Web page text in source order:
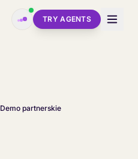
TRY AGENTS
Demo partnerskie